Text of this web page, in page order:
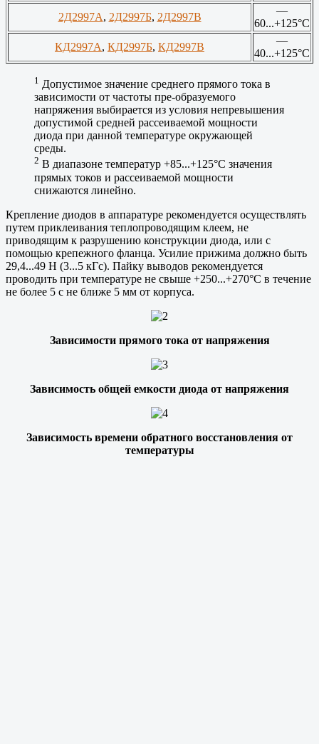
2Д2997А, 2Д2997Б, 2Д2997В
—
60...+125°С
КД2997А, КД2997Б, КД2997В
—
40...+125°С
1 Допустимое значение среднего прямого тока в
зависимости от частоты пре-образуемого
напряжения выбирается из условия непревышения
допустимой средней рассеиваемой мощности
диода при данной температуре окружающей
среды.
2 В диапазоне температур +85...+125°С значения
прямых токов и рассеиваемой мощности
снижаются линейно.
Крепление диодов в аппаратуре рекомендуется осуществлять
путем приклеивания теплопроводящим клеем, не
приводящим к разрушению конструкции диода, или с
помощью крепежного фланца. Усилие прижима должно быть
29,4...49 Н (3...5 кГс). Пайку выводов рекомендуется
проводить при температуре не свыше +250...+270°С в течение
не более 5 с не ближе 5 мм от корпуса.
Зависимости прямого тока от напряжения
Зависимость общей емкости диода от напряжения
Зависимость времени обратного восстановления от
температуры